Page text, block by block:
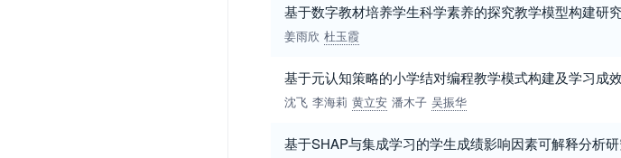
基于数字教材培养学生科学素养的探究教学模型构建研
姜雨欣 杜玉霞
基于元认知策略的小学结对编程教学模式构建及学习成
沈飞 李海莉 黄立安 潘木子 吴振华
基于SHAP与集成学习的学生成绩影响因素可解释分析